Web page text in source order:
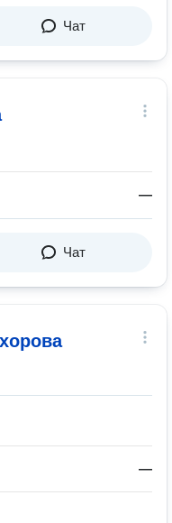
Чат
—
Чат
—